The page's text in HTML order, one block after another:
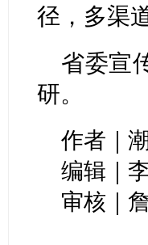
径，多渠
省委宣
研。
作者｜
编辑｜
审核｜